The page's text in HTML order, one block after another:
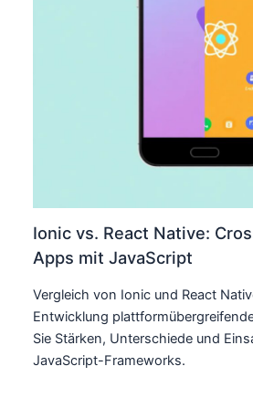
Ionic vs. React Native:
Apps mit JavaScript
Vergleich von Ionic und React
Entwicklung
Sie Stärken, Unterschiede und
JavaScript-Frameworks.